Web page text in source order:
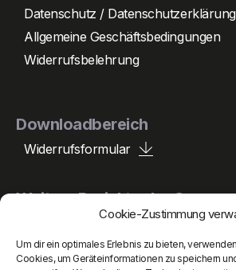
Cookie-Zustimmung
Um dir ein optimales Erlebnis zu bieten,
Cookies, um Geräteinformationen zu speichern
Datenschutz / Datenschutzerklärung
Allgemeine Geschäftsbedingungen
Widerrufsbelehrung
Downloadbereich
Widerrufsformular
Weitere Projekte der Gruppe
Peperle Holding